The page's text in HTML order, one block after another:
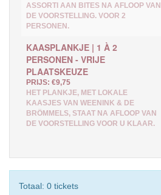
ASSORTI AAN BITES NA AFLOOP VAN
DE VOORSTELLING. VOOR 2
PERSONEN.
KAASPLANKJE | 1 À 2
PERSONEN - VRIJE
PLAATSKEUZE
PRIJS: €9,75
HET PLANKJE, MET LOKALE
KAASJES VAN WEENINK & DE
BRÖMMELS, STAAT NA AFLOOP VAN
DE VOORSTELLING VOOR U KLAAR.
Totaal: 0 tickets